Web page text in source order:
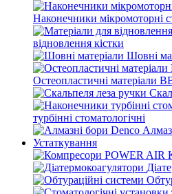
Наконечники мікромоторні
відновлення кістки
Шовні
Остеопластичні матеріали
турбінні стоматологічні
Устаткування